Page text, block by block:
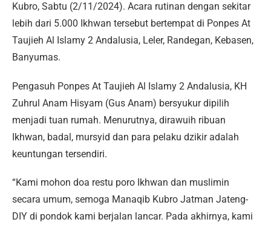
Kubro, Sabtu (2/11/2024). Acara rutinan dengan sekitar
lebih dari 5.000 Ikhwan tersebut bertempat di Ponpes At
Taujieh Al Islamy 2 Andalusia, Leler, Randegan, Kebasen,
Banyumas.
Pengasuh Ponpes At Taujieh Al Islamy 2 Andalusia, KH
Zuhrul Anam Hisyam (Gus Anam) bersyukur dipilih
menjadi tuan rumah. Menurutnya, dirawuih ribuan
Ikhwan, badal, mursyid dan para pelaku dzikir adalah
keuntungan tersendiri.
“Kami mohon doa restu poro Ikhwan dan muslimin
secara umum, semoga Manaqib Kubro Jatman Jateng-
DIY di pondok kami berjalan lancar. Pada akhirnya, kami